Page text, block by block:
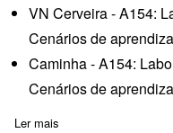
VN Cerveira - A154:
Cenários de
Caminha - A154:
Cenários de
Ler mais